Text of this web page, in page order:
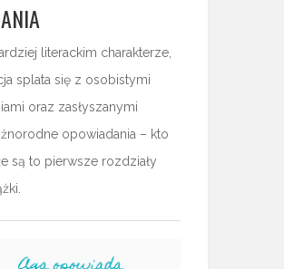
literackim charakterze,
splata się z osobistymi
oraz zasłyszanymi
opowiadania – kto
są to pierwsze rozdziały